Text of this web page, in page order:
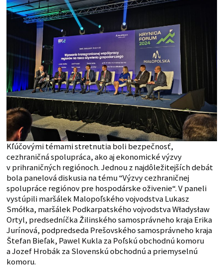
Kľúčovými témami stretnutia boli bezpečnosť,
cezhraničná spolupráca, ako aj ekonomické výzvy
v prihraničných regiónoch. Jednou z najdôležitejších debát
bola panelová diskusia na tému “Výzvy cezhraničnej
spolupráce regiónov pre hospodárske oživenie“. V paneli
vystúpili maršálek Malopoľského vojvodstva Lukasz
Smółka, maršálek Podkarpatského vojvodstva Władysław
Ortyl, predsedníčka Žilinského samosprávneho kraja Erika
Jurínová, podpredseda Prešovského samosprávneho kraja
Štefan Bieľak, Pawel Kukla za Poľskú obchodnú komoru
a Jozef Hrobák za Slovenskú obchodnú a priemyselnú
komoru.